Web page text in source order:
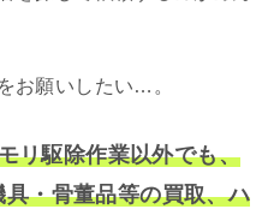
お願いしたい…。
リ駆除作業以外でも、
・骨董品等の買取、ハ